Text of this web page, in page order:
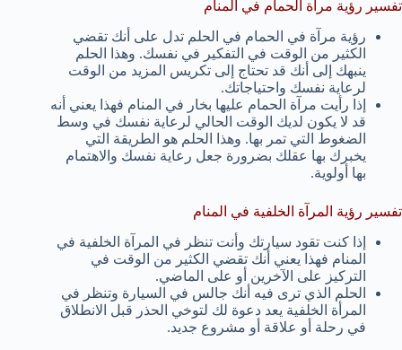
تفسير رؤية مرآة الحمام في المنام
رؤية مرآة في الحمام في الحلم تدل على أنك تقضي
الكثير من الوقت في التفكير في نفسك. وهذا الحلم
ينبهك إلى أنك قد تحتاج إلى تكريس المزيد من الوقت
لرعاية نفسك واحتياجاتك.
إذا رأيت مرآة الحمام عليها بخار في المنام فهذا يعني أنه
قد لا يكون لديك الوقت الحالي لرعاية نفسك في وسط
الضغوط التي تمر بها. وهذا الحلم هو الطريقة التي
يخبرك بها عقلك بضرورة جعل رعاية نفسك والاهتمام
بها أولوية.
تفسير رؤية المرآة الخلفية في المنام
إذا كنت تقود سيارتك وأنت تنظر في المرآة الخلفية في
المنام فهذا يعني أنك تقضي الكثير من الوقت في
التركيز على الآخرين أو على الماضي.
الحلم الذي ترى فيه أنك جالس في السيارة وتنظر في
المرأة الخلفية يعد دعوة لك لتوخي الحذر قبل الانطلاق
في رحلة أو علاقة أو مشروع جديد.